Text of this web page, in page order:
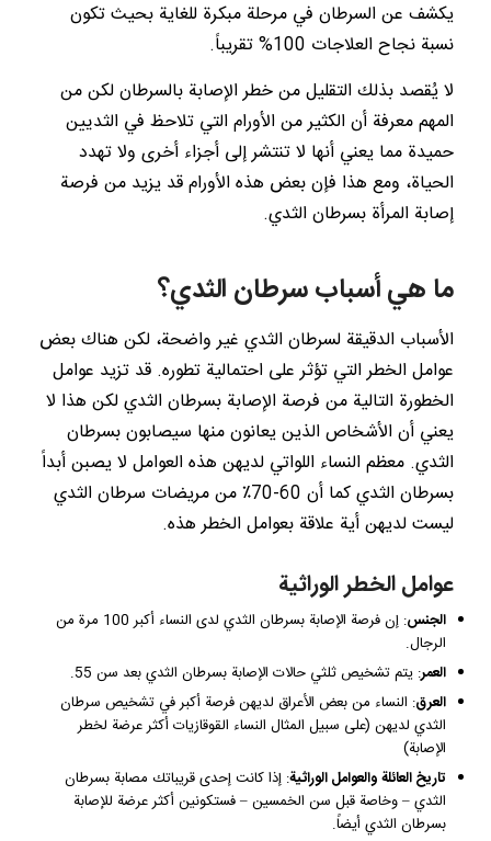
يكشف عن السرطان في مرحلة مبكرة للغاية بحيث تكون
نسبة نجاح العلاجات 100% تقريباً.
لا يُقصد بذلك التقليل من خطر الإصابة بالسرطان لكن من
المهم معرفة أن الكثير من الأورام التي تلاحظ في الثديين
حميدة مما يعني أنها لا تنتشر إلى أجزاء أخرى ولا تهدد
الحياة، ومع هذا فإن بعض هذه الأورام قد يزيد من فرصة
إصابة المرأة بسرطان الثدي.
ما هي أسباب سرطان الثدي؟
الأسباب الدقيقة لسرطان الثدي غير واضحة، لكن هناك بعض
عوامل الخطر التي تؤثر على احتمالية تطوره. قد تزيد عوامل
الخطورة التالية من فرصة الإصابة بسرطان الثدي لكن هذا لا
يعني أن الأشخاص الذين يعانون منها سيصابون بسرطان
الثدي. معظم النساء اللواتي لديهن هذه العوامل لا يصبن أبداً
بسرطان الثدي كما أن 60-70٪ من مريضات سرطان الثدي
ليست لديهن أية علاقة بعوامل الخطر هذه.
عوامل الخطر الوراثية
الجنس
: إن فرصة الإصابة بسرطان الثدي لدى النساء أكبر 100 مرة من
الرجال.
العمر: يتم تشخيص ثلثي حالات الإصابة بسرطان الثدي بعد سن 55.
العرق: النساء من بعض الأعراق لديهن فرصة أكبر في تشخيص سرطان
الثدي لديهن (على سبيل المثال النساء القوقازيات أكثر عرضة لخطر
الإصابة)
تاريخ العائلة والعوامل الوراثية: إذا كانت إحدى قريباتك مصابة بسرطان
الثدي – وخاصة قبل سن الخمسين – فستكونين أكثر عرضة للإصابة
بسرطان الثدي أيضاً.